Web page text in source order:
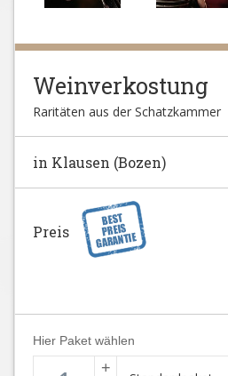
Weinverkostung
Raritäten aus der Schatzkammer
in Klausen (Bozen)
Preis
Hier Paket wählen
+